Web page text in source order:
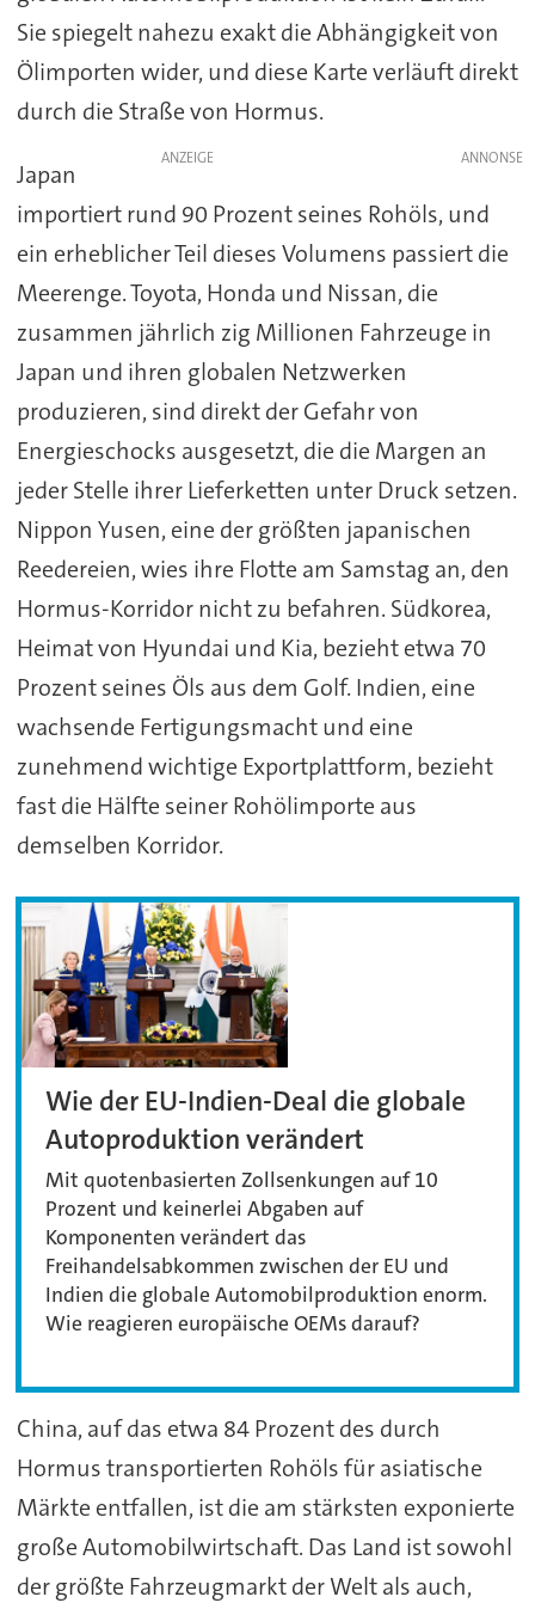
Sie spiegelt nahezu exakt die Abhängigkeit von
Ölimporten wider, und diese Karte verläuft direkt
durch die Straße von Hormus.
ANZEIGE
Japan
importiert rund 90 Prozent seines Rohöls, und
ein erheblicher Teil dieses Volumens passiert die
Meerenge. Toyota, Honda und Nissan, die
zusammen jährlich zig Millionen Fahrzeuge in
Japan und ihren globalen Netzwerken
produzieren, sind direkt der Gefahr von
Energieschocks ausgesetzt, die die Margen an
jeder Stelle ihrer Lieferketten unter Druck setzen.
Nippon Yusen, eine der größten japanischen
Reedereien, wies ihre Flotte am Samstag an, den
Hormus-Korridor nicht zu befahren. Südkorea,
Heimat von Hyundai und Kia, bezieht etwa 70
Prozent seines Öls aus dem Golf. Indien, eine
wachsende Fertigungs­macht und eine
zunehmend wichtige Exportplattform, bezieht
fast die Hälfte seiner Rohölimporte aus
demselben Korridor.
Wie der EU-Indien-Deal die globale
Autoproduktion verändert
Mit quotenbasierten Zollsenkungen auf 10
Prozent und keinerlei Abgaben auf
Komponenten verändert das
Freihandelsabkommen zwischen der EU und
Indien die globale Automobilproduktion enorm.
Wie reagieren europäische OEMs darauf?
China, auf das etwa 84 Prozent des durch
Hormus transportierten Rohöls für asiatische
Märkte entfallen, ist die am stärksten exponierte
große Automobilwirtschaft. Das Land ist sowohl
der größte Fahrzeugmarkt der Welt als auch,